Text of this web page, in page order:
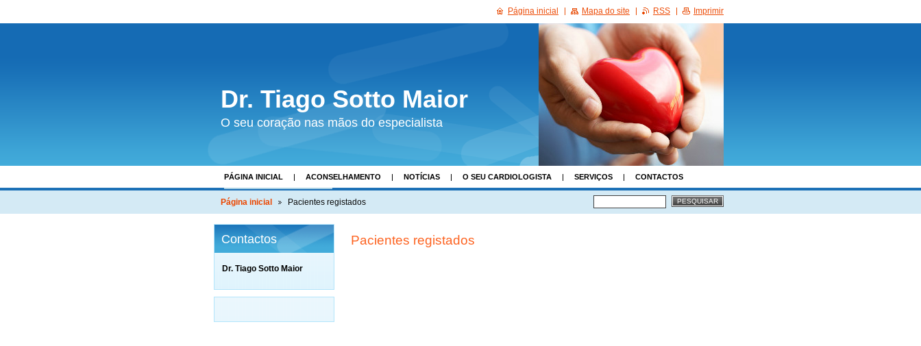
Dr. Tiago Sotto Maior
O seu coração nas mãos do especialista
PÁGINA INICIAL ACONSELHAMENTO NOTÍCIAS O SEU CARDIOLOGISTA SERVIÇOS CONTACTOS
PACIENTES REGISTADOS
Página inicial Pacientes registados
Pacientes registados
Contactos
Dr. Tiago Sotto Maior
Página inicial Mapa do site RSS Imprimir